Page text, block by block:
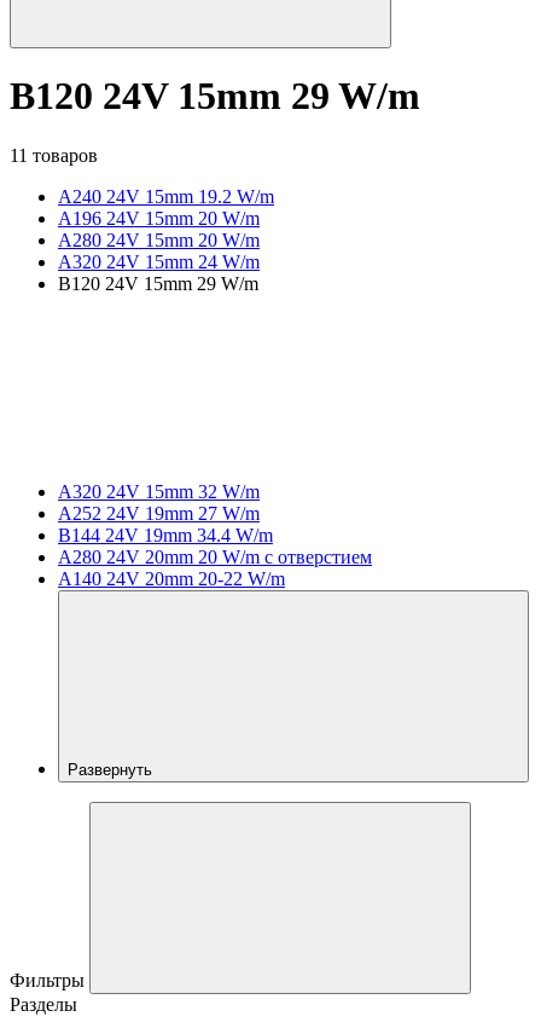
B120 24V 15mm 29 W/m
11 товаров
A240 24V 15mm 19.2 W/m
A196 24V 15mm 20 W/m
A280 24V 15mm 20 W/m
A320 24V 15mm 24 W/m
B120 24V 15mm 29 W/m
A320 24V 15mm 32 W/m
A252 24V 19mm 27 W/m
B144 24V 19mm 34.4 W/m
A280 24V 20mm 20 W/m с отверстием
A140 24V 20mm 20-22 W/m
Развернуть
Фильтры
Разделы